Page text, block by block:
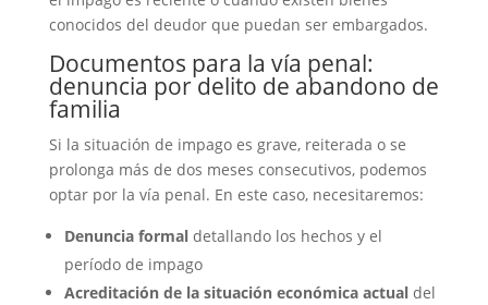
conocidos del deudor que puedan ser embargados.
Documentos para la vía penal:
denuncia por delito de abandono de
familia
Si la situación de impago es grave, reiterada o se
prolonga más de dos meses consecutivos, podemos
optar por la vía penal. En este caso, necesitaremos:
Denuncia formaldetallando los hechos y el
período de impago
Acreditación de la situación económica actualdel